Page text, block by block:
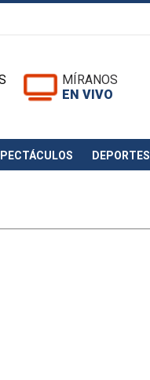
MÍRANOS
EN VIVO
DEPORTES